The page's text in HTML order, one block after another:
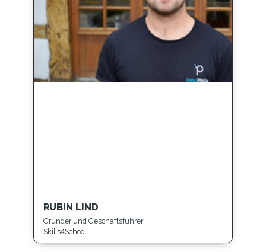
RUBIN LIND
Gründer und Geschäftsführer
Skills4School